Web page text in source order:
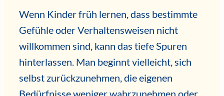
Wenn Kinder früh lernen, dass bestimmte
Gefühle oder Verhaltensweisen nicht
willkommen sind, kann das tiefe Spuren
hinterlassen. Man beginnt vielleicht, sich
selbst zurückzunehmen, die eigenen
Bedürfnisse weniger wahrzunehmen oder